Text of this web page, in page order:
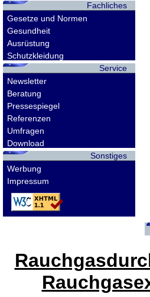
Fachliches
Gesetze und Normen
Gesundheit
Ausrüstung
Schutzkleidung
Service
Newsletter
Beratung
Pressespiegel
Referenzen
Umfragen
Download
Sonstiges
Werbung
Impressum